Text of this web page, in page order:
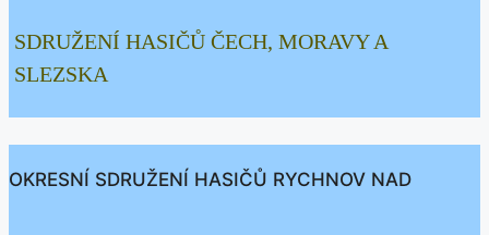
SDRUŽENÍ HASIČŮ ČECH, MORAVY A
SLEZSKA
OKRESNÍ SDRUŽENÍ HASIČŮ RYCHNOV NAD